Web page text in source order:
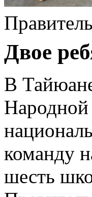
Двое
В
Народной
команду
шесть